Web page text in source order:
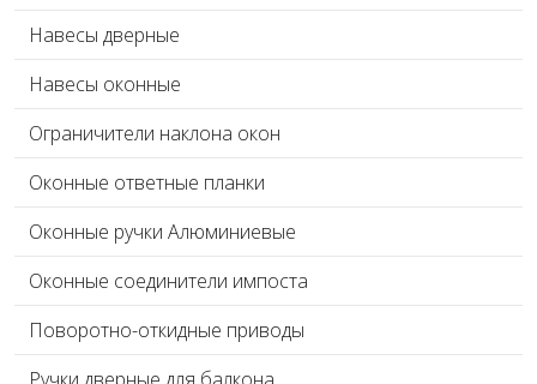
Навесы дверные
Навесы оконные
Ограничители наклона окон
Оконные ответные планки
Оконные ручки Алюминиевые
Оконные соединители импоста
Поворотно-откидные приводы